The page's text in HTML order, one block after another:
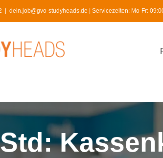
dein.job@gvo-studyheads.de | Servicezeiten: Mo-Fr: